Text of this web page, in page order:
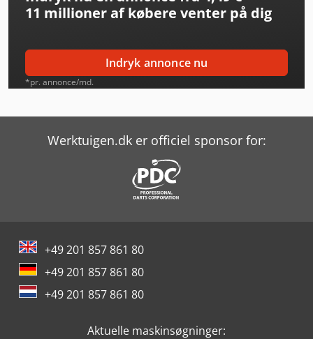
Iveco Eurocargo E
Iveco Eurocargo Ml
Iveco Eurotrakker
Iveco Stralis
Iveco Stralis 400
11 millioner af købere venter på dig
Indryk annonce nu
*pr. annonce/md.
Werktuigen.dk er officiel sponsor for:
+49 201 857 861 80
+49 201 857 861 80
+49 201 857 861 80
Aktuelle maskinsøgninger: